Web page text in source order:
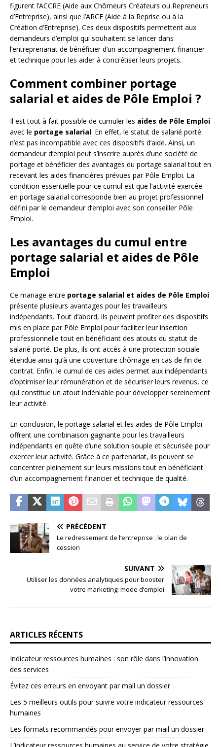
figurent l’ACCRE (Aide aux Chômeurs Créateurs ou Repreneurs
d’Entreprise), ainsi que l’ARCE (Aide à la Reprise ou à la
Création d’Entreprise). Ces deux dispositifs permettent aux
demandeurs d’emploi qui souhaitent se lancer dans
l’entreprenariat de bénéficier d’un accompagnement financier
et technique pour les aider à concrétiser leurs projets.
Comment combiner portage
salarial et aides de Pôle Emploi ?
Il est tout à fait possible de cumuler les aides de Pôle Emploi
avec le portage salarial. En effet, le statut de salarié porté
n’est pas incompatible avec ces dispositifs d’aide. Ainsi, un
demandeur d’emploi peut s’inscrire auprès d’une société de
portage et bénéficier des avantages du portage salarial tout en
recevant les aides financières prévues par Pôle Emploi. La
condition essentielle pour ce cumul est que l’activité exercée
en portage salarial corresponde bien au projet professionnel
défini par le demandeur d’emploi avec son conseiller Pôle
Emploi.
Les avantages du cumul entre
portage salarial et aides de Pôle
Emploi
Ce mariage entre portage salarial et aides de Pôle Emploi
présente plusieurs avantages pour les travailleurs
indépendants. Tout d’abord, ils peuvent profiter des dispositifs
mis en place par Pôle Emploi pour faciliter leur insertion
professionnelle tout en bénéficiant des atouts du statut de
salarié porté. De plus, ils ont accès à une protection sociale
étendue ainsi qu’à une couverture chômage en cas de fin de
contrat. Enfin, le cumul de ces aides permet aux indépendants
d’optimiser leur rémunération et de sécuriser leurs revenus, ce
qui constitue un atout indéniable pour développer sereinement
leur activité.
En conclusion, le portage salarial et les aides de Pôle Emploi
offrent une combinaison gagnante pour les travailleurs
indépendants en quête d’une solution souple et sécurisée pour
exercer leur activité. Grâce à ce partenariat, ils peuvent se
concentrer pleinement sur leurs missions tout en bénéficiant
d’un accompagnement financier et technique de qualité.
PRÉCÉDENT
Le redressement de l’entreprise : le plan de
cession
SUIVANT
Utiliser les données analytiques pour booster
votre marketing: mode d’emploi
ARTICLES RÉCENTS
Indicateur ressources humaines : son rôle dans l’innovation
des services
Évitez ces erreurs en envoyant par mail un dossier
Les 5 meilleurs outils pour suivre votre indicateur ressources
humaines
Les formats recommandés pour envoyer par mail un dossier